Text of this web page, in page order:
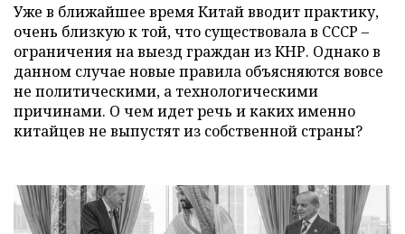
Уже в ближайшее время Китай вводит практику,
очень близкую к той, что существовала в СССР –
ограничения на выезд граждан из КНР. Однако в
данном случае новые правила объясняются вовсе
не политическими, а технологическими
причинами. О чем идет речь и каких именно
китайцев не выпустят из собственной страны?